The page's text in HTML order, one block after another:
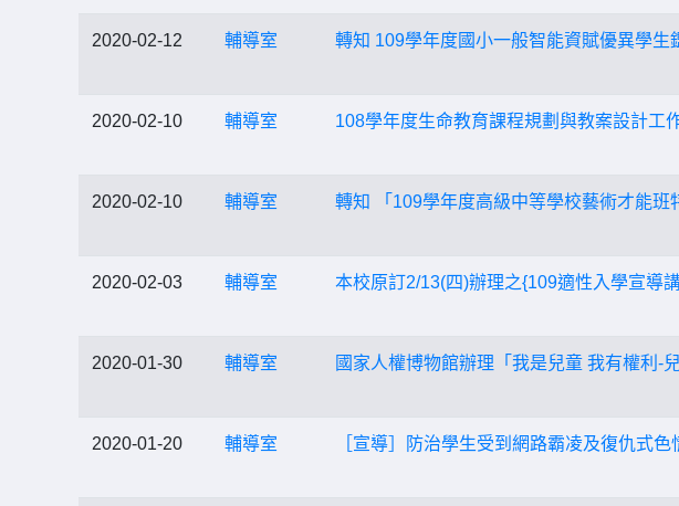
2020-02-12 輔導室 轉知 109學年度國小一般智能資賦優異學
2020-02-10 輔導室 108學年度生命教育課程規劃與教案設計工
2020-02-10 輔導室 轉知 「109學年度高級中等學校藝術才能班
2020-02-03 輔導室 本校原訂2/13(四)辦理之{109適性入學宣導
2020-01-30 輔導室 國家人權博物館辦理「我是兒童 我有權利-
2020-01-20 輔導室 ［宣導］防治學生受到網路霸凌及復仇式